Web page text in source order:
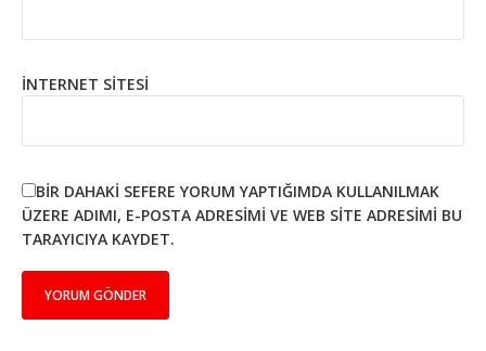
İNTERNET SITESI
BIR DAHAKI SEFERE YORUM YAPTIĞIMDA KULLANILMAK
ÜZERE ADIMI, E-POSTA ADRESIMI VE WEB SITE ADRESIMI BU
TARAYICIYA KAYDET.